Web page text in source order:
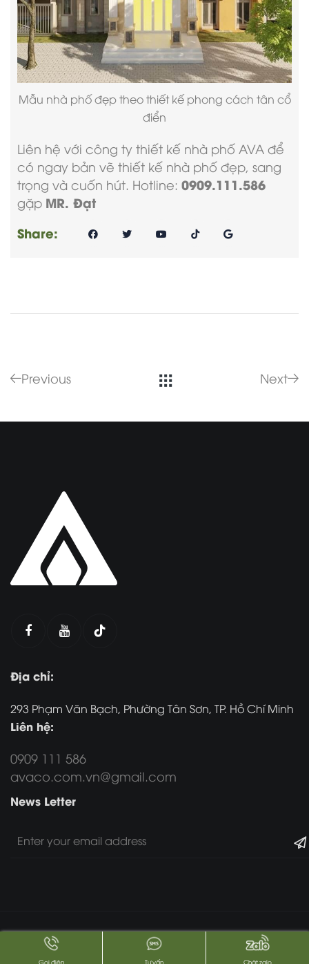
Mẫu nhà phố đẹptheo thiết kế phong cách tân cổ
điển
Liên hệ với công ty thiết kế nhà phố AVA để
có ngay bản vẽ thiết kế nhà phố đẹp, sang
trọng và cuốn hút. Hotline: 0909.111.586
gặp MR. Đạt
Share:
Previous Next
Địa chỉ:
293 Phạm Văn Bạch, Phường Tân Sơn, TP. Hồ Chí Minh
Liên hệ:
0909 111 586
avaco.com.vn@gmail.com
News Letter
Copyright 2017 - 2026. All Rights Reserved.
Gọi điện Tư vấn Chát zalo